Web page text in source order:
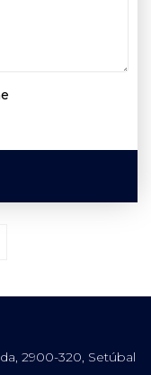
2900-320, Setúbal